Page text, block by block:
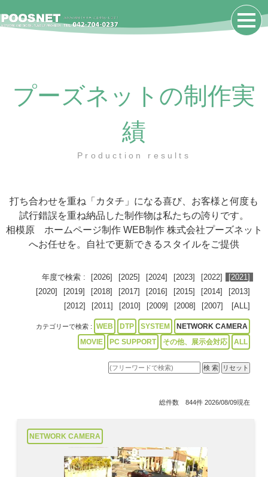
プーズネットの制作実
績
Production results
打ち合わせを重ね「カタチ」になる喜び、お客様と何度も
試行錯誤を重ね納品した制作物は私たちの誇りです。
相模原 ホームページ制作 WEB制作 株式会社プーズネット
へお任せを。自社で更新できるスタイルをご提供
年度で検索 : [2026] [2025] [2024] [2023] [2022]
[2021]
[2020]
[2019] [2018] [2017] [2016] [2015] [2014]
[2013]
[2012]
[2011] [2010] [2009] [2008] [2007] [ALL]
カテゴリーで検索 : WEB DTP SYSTEM
NETWORK CAMERA
MOVIE
PC SUPPORT その他、展示会対応 ALL
総件数 844件 2026/08/09現在
NETWORK CAMERA